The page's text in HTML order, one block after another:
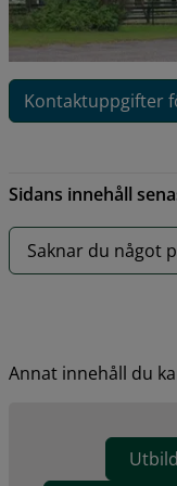
Kontaktuppgifter
Sidans innehåll
Saknar du något
Annat innehåll du